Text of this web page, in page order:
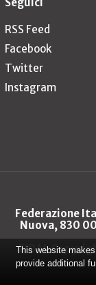
RSS Feed
Facebook
Twitter
Instagram
Federazione
Nuova, 830
FIDAL
This website
provide additional